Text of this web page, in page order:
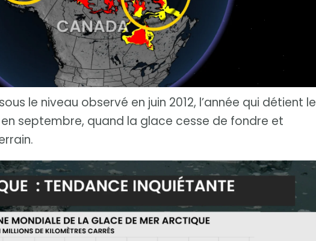
le niveau observé en juin 2012, l’année qui détient le
septembre, quand la glace cesse de fondre et